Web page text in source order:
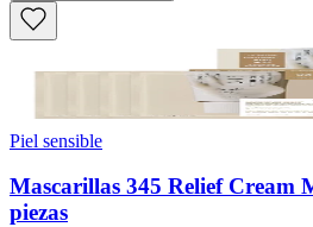
Piel sensible
Mascarillas 345 Relief Cream
piezas